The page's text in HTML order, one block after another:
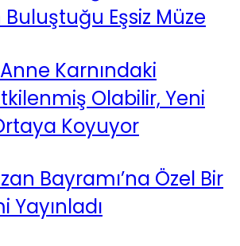
Eşsiz Müze
Karnındaki
Olabilir, Yeni
Koyuyor
Bayramı’na Özel Bir
Yayınladı